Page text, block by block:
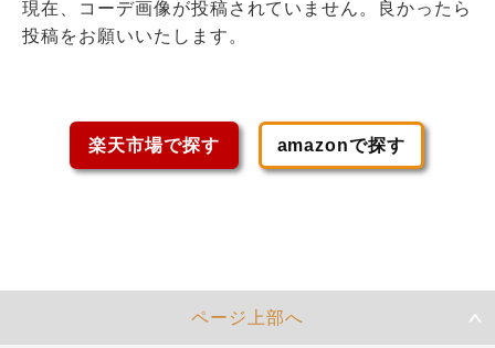
現在、コーデ画像が投稿されていません。良かったら
投稿をお願いいたします。
楽天市場で探す amazonで探す
ページ上部へ